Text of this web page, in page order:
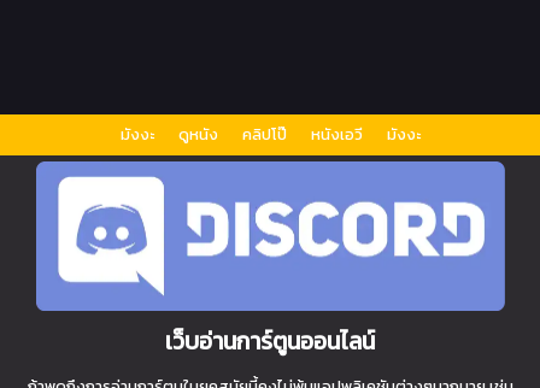
มังงะ ดูหนัง คลิปโป๊ หนังเอวี มังงะ
เว็บอ่านการ์ตูนออนไลน์